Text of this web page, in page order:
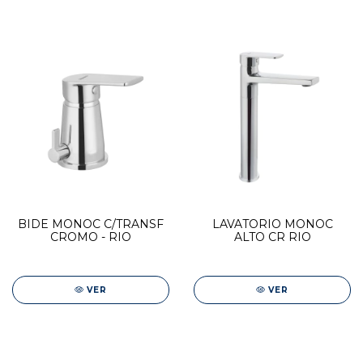
BIDE MONOC C/TRANSF
CROMO - RIO
VER
LAVATORIO MONOC
ALTO CR RIO
VER